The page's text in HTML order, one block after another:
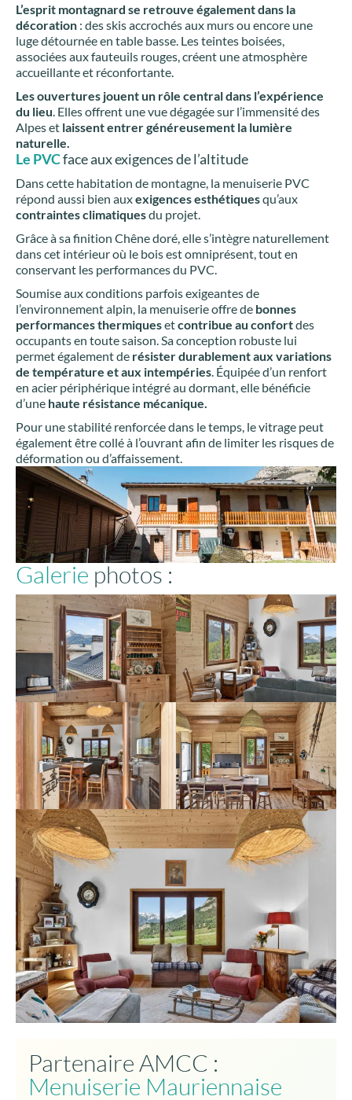
L’esprit montagnard se retrouve également dans la
décoration : des skis accrochés aux murs ou encore une
luge détournée en table basse. Les teintes boisées,
associées aux fauteuils rouges, créent une atmosphère
accueillante et réconfortante.
Les ouvertures jouent un rôle central dans l’expérience
du lieu. Elles offrent une vue dégagée sur l’immensité des
Alpes et laissent entrer généreusement la lumière
naturelle.
Le PVCface aux exigences de l’altitude
Dans cette habitation de montagne, la menuiserie PVC
répond aussi bien auxexigences esthétiquesqu’aux
contraintes climatiquesdu projet.
Grâce à sa finition Chêne doré, elle s’intègre naturellement
dans cet intérieur où le bois est omniprésent, tout en
conservant les performances du PVC.
Soumise aux conditions parfois exigeantes de
l’environnement alpin, la menuiserie offre de bonnes
performances thermiquesetcontribue au confortdes
occupants en toute saison. Sa conception robuste lui
permet également de résister durablement aux variations
de température et aux intempéries. Équipée d’un renfort
en acier périphérique intégré au dormant, elle bénéficie
d’une haute résistance mécanique.
Pour une stabilité renforcée dans le temps, le vitrage peut
également être collé à l’ouvrant afin de limiter les risques de
déformation ou d’affaissement.
Galerie photos :
Partenaire AMCC :
Menuiserie Mauriennaise